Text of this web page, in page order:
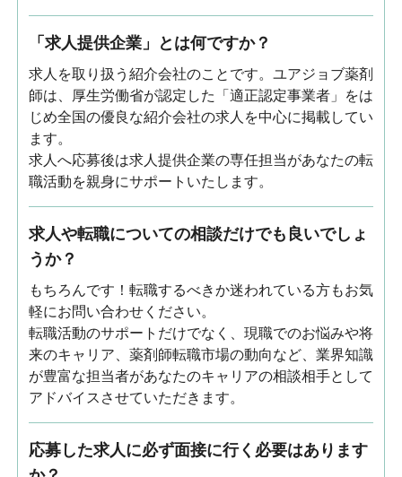
「求人提供企業」とは何ですか？
求人を取り扱う紹介会社のことです。ユアジョブ薬剤
師は、厚生労働省が認定した「適正認定事業者」をは
じめ全国の優良な紹介会社の求人を中心に掲載してい
ます。
求人へ応募後は求人提供企業の専任担当があなたの転
職活動を親身にサポートいたします。
求人や転職についての相談だけでも良いでしょ
うか？
もちろんです！転職するべきか迷われている方もお気
軽にお問い合わせください。
転職活動のサポートだけでなく、現職でのお悩みや将
来のキャリア、薬剤師転職市場の動向など、業界知識
が豊富な担当者があなたのキャリアの相談相手として
アドバイスさせていただきます。
応募した求人に必ず面接に行く必要はあります